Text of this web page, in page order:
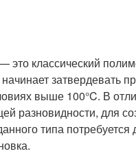
это классический
затвердевать
выше 100°C. В
разновидности, для
типа потребуется